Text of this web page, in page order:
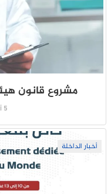
مشروع قانون
5 أغسطس 2026
أخبار الداخلة